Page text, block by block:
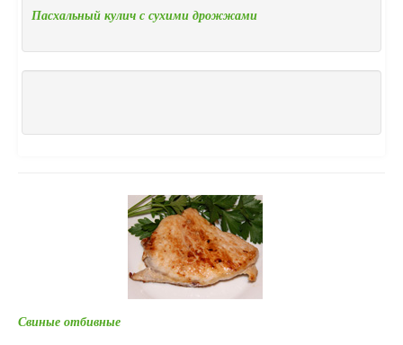
Пасхальный кулич с сухими дрожжами
Свиные отбивные